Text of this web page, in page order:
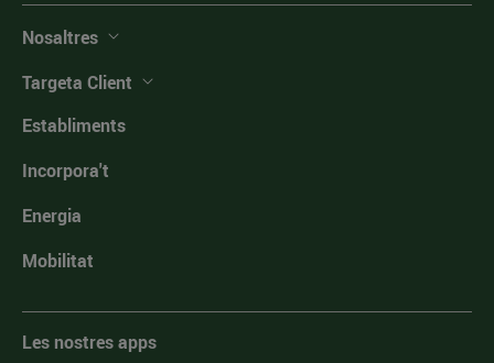
Nosaltres
Targeta Client
Establiments
Incorpora't
Energia
Mobilitat
Les nostres apps